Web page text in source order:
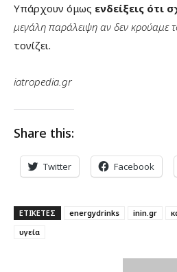
Υπάρχουν όμως ενδείξεις ότι
μεγάλη παράλειψη αν δεν κρούαμε
τονίζει.
iatropedia.gr
Share this:
Twitter Facebook
ΕΤΙΚΕΤΕΣ energydrinks inin.gr
υγεία